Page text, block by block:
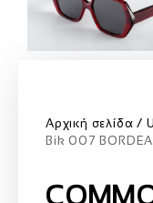
Αρχική σελίδα
Bik 007